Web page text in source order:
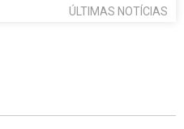
ÚLTIMAS NOTÍCIAS